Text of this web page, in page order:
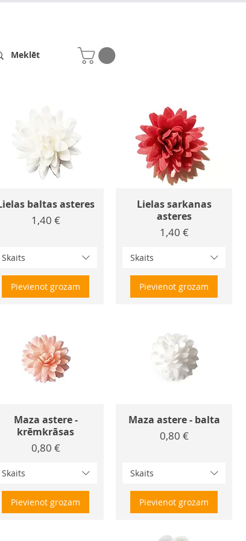
baltas asteres
Cena
1,40 €
Skaits
Pievienot grozam
Lielas sarkanas
asteres
Cena
1,40 €
Skaits
Pievienot grozam
Maza astere -
krēmkrāsas
Cena
0,80 €
Skaits
Pievienot grozam
Maza astere - balta
Cena
0,80 €
Skaits
Pievienot grozam